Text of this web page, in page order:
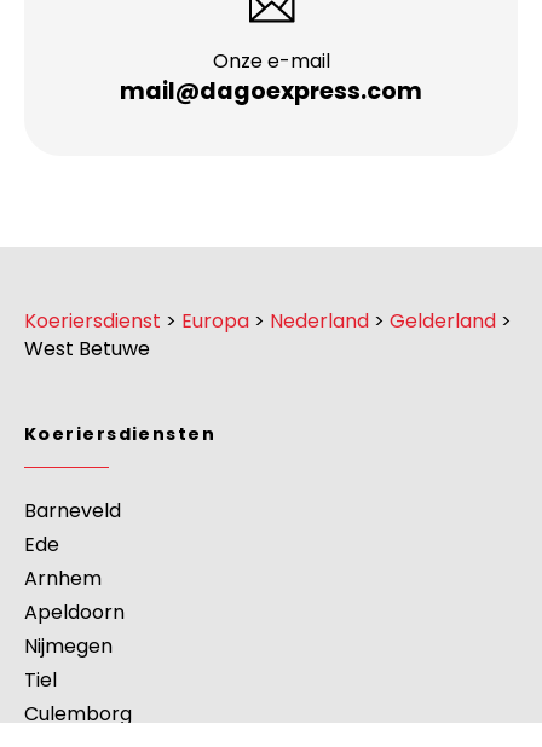
Onze e-mail
mail@dagoexpress.com
Koeriersdienst > Europa > Nederland > Gelderland >
West Betuwe
Koeriersdiensten
Barneveld
Ede
Arnhem
Apeldoorn
Nijmegen
Tiel
Culemborg